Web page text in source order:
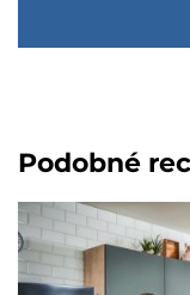
Podobné